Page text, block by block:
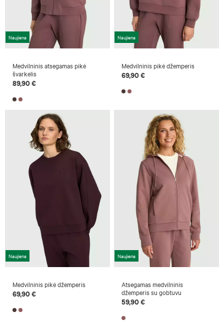
Naujiena
Medvilninis atsegamas pikė
švarkelis
89,90 €
Naujiena
Medvilninis pikė džemperis
69,90 €
Naujiena
Medvilninis pikė džemperis
69,90 €
Naujiena
Atsegamas medvilninis
džemperis su gobtuvu
59,90 €